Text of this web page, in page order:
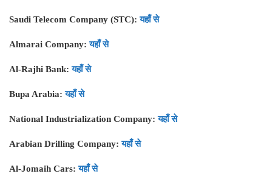
Saudi Telecom Company (STC):यहाँ से
Almarai Company:यहाँ से
Al-Rajhi Bank:यहाँ से
Bupa Arabia:यहाँ से
National Industrialization Company:यहाँ से
Arabian Drilling Company:यहाँ से
Al-Jomaih Cars:यहाँ से